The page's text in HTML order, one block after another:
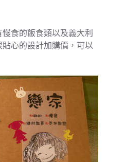
食的飯食類以及義大利
心的設計加購價，可以